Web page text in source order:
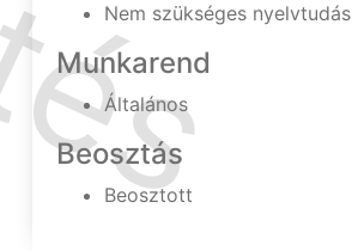
Nem szükséges nyelvtudás
Munkarend
Általános
Beosztás
Beosztott